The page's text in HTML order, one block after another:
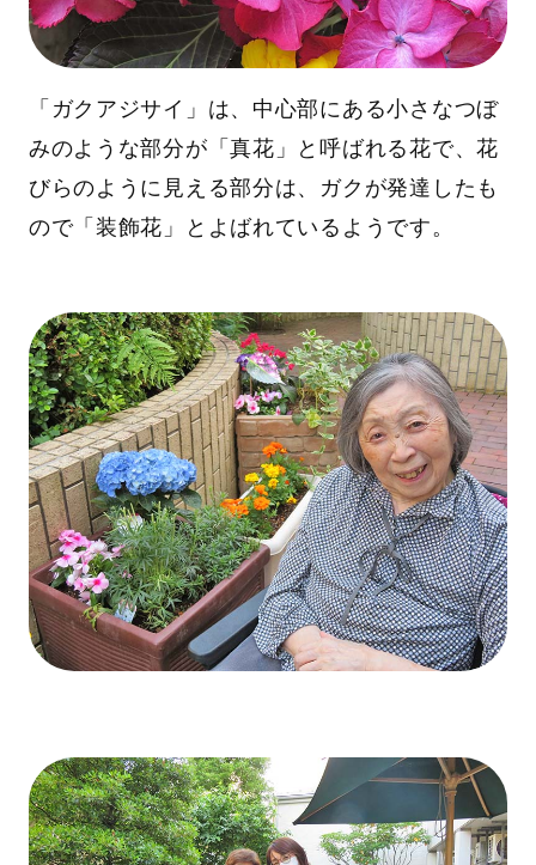
「ガクアジサイ」は、中心部にある小さなつぼ
みのような部分が「真花」と呼ばれる花で、花
びらのように見える部分は、ガクが発達したも
ので「装飾花」とよばれているようです。